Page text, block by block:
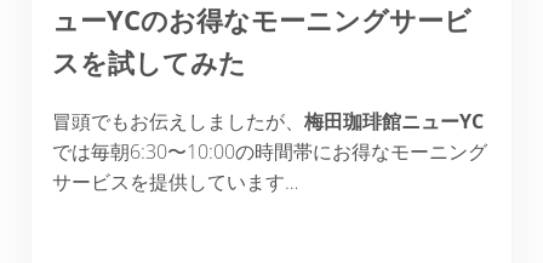
ューYCのお得なモーニングサービ
スを試してみた
冒頭でもお伝えしましたが、 梅田珈琲館ニューYC
では毎朝6:30〜10:00の時間帯にお得なモーニング
サービスを提供しています…